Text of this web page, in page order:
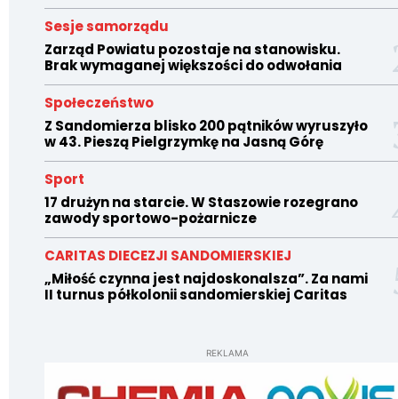
Sesje samorządu
Zarząd Powiatu pozostaje na stanowisku.
Brak wymaganej większości do odwołania
Społeczeństwo
Z Sandomierza blisko 200 pątników wyruszyło
w 43. Pieszą Pielgrzymkę na Jasną Górę
Sport
17 drużyn na starcie. W Staszowie rozegrano
zawody sportowo-pożarnicze
CARITAS DIECEZJI SANDOMIERSKIEJ
„Miłość czynna jest najdoskonalsza”. Za nami
II turnus półkolonii sandomierskiej Caritas
REKLAMA